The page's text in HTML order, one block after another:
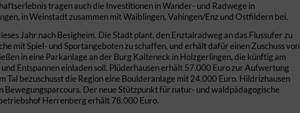
tragen auch die Investitionen in Wander- und Radwege in
in Weinstadt zusammen mit Waiblingen, Vahingen/Enz und Ostfildern bei.
Jahr nach Besigheim. Die Stadt plant, den Enztalradweg an das Flussufer zu
mit Spiel- und Sportangeboten zu schaffen, und erhält dafür einen Zuschuss von
in eine Parkanlage an der Burg Kalteneck in Holzgerlingen, die künftig am
Entspannen einladen soll. Plüderhausen erhält 57.000 Euro zur Aufwertung
Tal bezuschusst die Region eine Boulderanlage mit 24.000 Euro. Hildrizhausen
Bewegungsparcours. Der neue Stützpunkt für natur- und waldpädagogische
Herrenberg erhält 78.000 Euro.